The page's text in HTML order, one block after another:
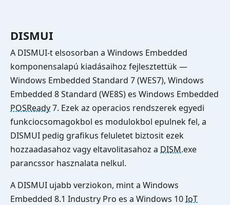
DISMUI
A DISMUI-t elsosorban a Windows Embedded
komponensalapú kiadásaihoz fejlesztettük —
Windows Embedded Standard 7 (WES7), Windows
Embedded 8 Standard (WE8S) es Windows Embedded
POSReady7. Ezek az operacios rendszerek egyedi
funkciocsomagokbol es modulokbol epulnek fel, a
DISMUI pedig grafikus feluletet biztosit ezek
hozzaadasahoz vagy eltavolitasahoz a DISM.exe
parancssor hasznalata nelkul.
A DISMUI ujabb verziokon, mint a Windows
Embedded 8.1 Industry Pro es a Windows 10IoT